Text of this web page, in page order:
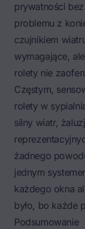
prywatności
problemu z
czujnikiem
wymagające,
rolety nie
Częstym,
rolety w
silny wiatr,
żadnego
jednym
każdego okna
było, bo każde
Podsumowanie